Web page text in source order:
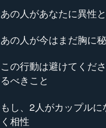
あの人があなたに異性
あの人が今はまだ胸に
この行動は避けてくだ
るべきこと
もし、2人がカップル
く相性